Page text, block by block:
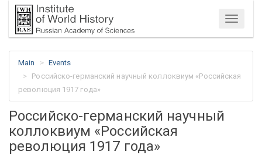
Menu
Main
Events
Российско-германский научный коллоквиум «Российская
революция 1917 года»
Российско-германский научный
коллоквиум «Российская
революция 1917 года»